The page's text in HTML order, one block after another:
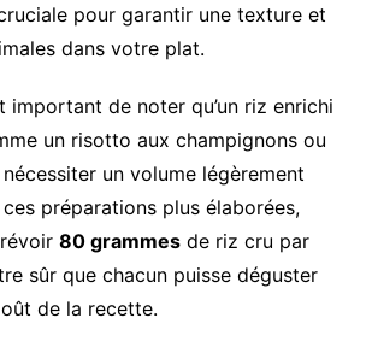
pour garantir une texture et
dans votre plat.
important de noter qu’un riz enrichi
un risotto aux champignons ou
un volume légèrement
préparations plus élaborées,
80 grammesde riz cru par
sûr que chacun puisse déguster
de la recette.